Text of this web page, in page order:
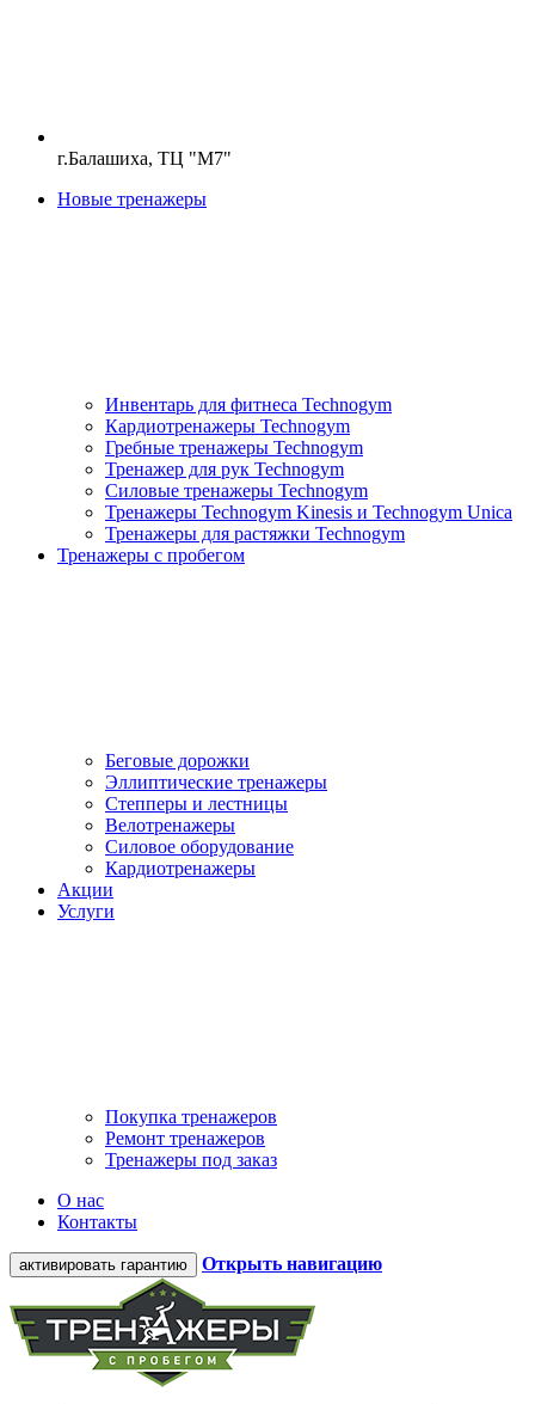
г.Балашиха, ТЦ "М7"
Новые тренажеры
Инвентарь для фитнеса Technogym
Кардиотренажеры Technogym
Гребные тренажеры Technogym
Тренажер для рук Technogym
Силовые тренажеры Technogym
Тренажеры Technogym Kinesis и Technogym Unica
Тренажеры для растяжки Technogym
Тренажеры с пробегом
Беговые дорожки
Эллиптические тренажеры
Степперы и лестницы
Велотренажеры
Силовое оборудование
Кардиотренажеры
Акции
Услуги
Покупка тренажеров
Ремонт тренажеров
Тренажеры под заказ
О нас
Контакты
активировать гарантию Открыть навигацию